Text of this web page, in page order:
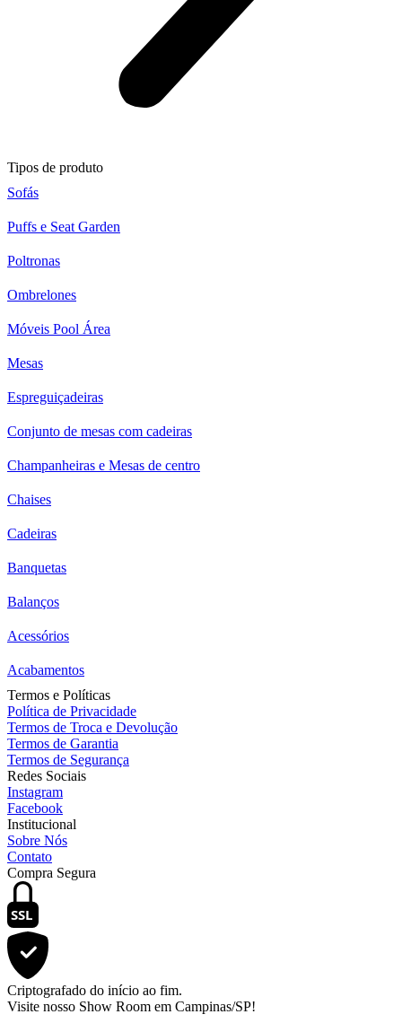
Tipos de produto
Sofás
Puffs e Seat Garden
Poltronas
Ombrelones
Móveis Pool Área
Mesas
Espreguiçadeiras
Conjunto de mesas com cadeiras
Champanheiras e Mesas de centro
Chaises
Cadeiras
Banquetas
Balanços
Acessórios
Acabamentos
Termos e Políticas
Política de Privacidade
Termos de Troca e Devolução
Termos de Garantia
Termos de Segurança
Redes Sociais
Instagram
Facebook
Institucional
Sobre Nós
Contato
Compra Segura
SSL
Criptografado do início ao fim.
Visite nosso Show Room em Campinas/SP!